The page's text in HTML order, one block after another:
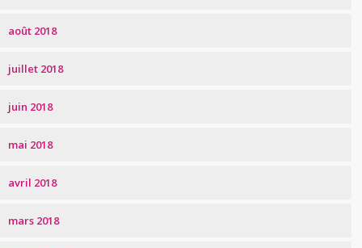
août 2018
juillet 2018
juin 2018
mai 2018
avril 2018
mars 2018